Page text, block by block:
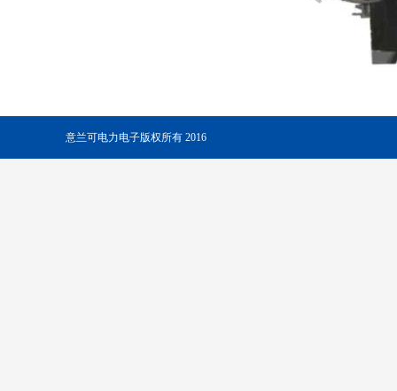
意兰可电力电子版权所有 2016